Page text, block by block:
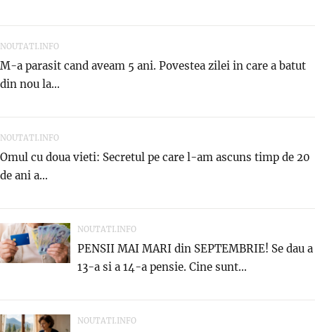
NOUTATI.INFO
M-a parasit cand aveam 5 ani. Povestea zilei in care a batut
din nou la...
NOUTATI.INFO
Omul cu doua vieti: Secretul pe care l-am ascuns timp de 20
de ani a...
NOUTATI.INFO
PENSII MAI MARI din SEPTEMBRIE! Se dau a
13-a si a 14-a pensie. Cine sunt...
NOUTATI.INFO